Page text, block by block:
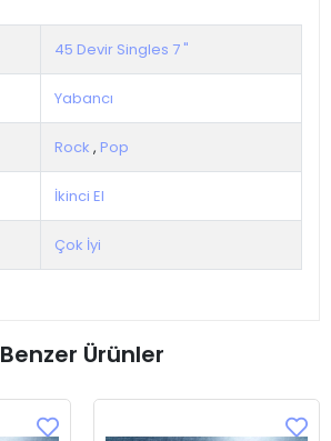
45 Devir Singles 7 "
Yabancı
Rock , Pop
İkinci El
Çok İyi
Benzer Ürünler